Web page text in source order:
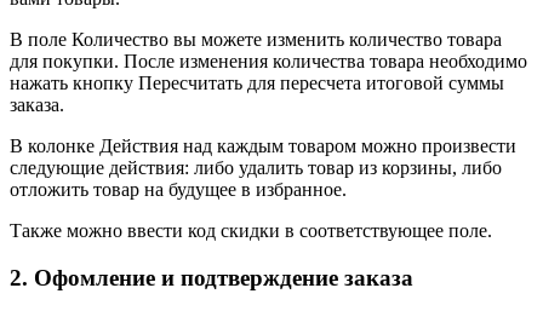
В поле Количество вы можете изменить количество товара
для покупки. После изменения количества товара необходимо
нажать кнопку Пересчитать для пересчета итоговой суммы
заказа.
В колонке Действия над каждым товаром можно произвести
следующие действия: либо удалить товар из корзины, либо
отложить товар на будущее в избранное.
Также можно ввести код скидки в соответствующее поле.
2. Офомление и подтверждение заказа